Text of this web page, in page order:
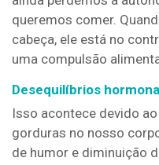
queremos comer.
cabeça, ele está no
uma compulsão
Desequilíbrios
Isso acontece devido
gorduras no nosso
de humor e diminuição